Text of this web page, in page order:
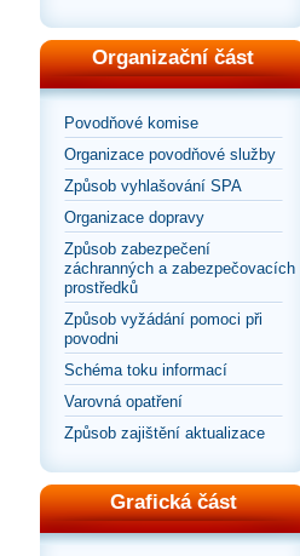
Organizační část
Povodňové komise
Organizace povodňové služby
Způsob vyhlašování SPA
Organizace dopravy
Způsob zabezpečení
záchranných a zabezpečovacích
prostředků
Způsob vyžádání pomoci při
povodni
Schéma toku informací
Varovná opatření
Způsob zajištění aktualizace
Grafická část